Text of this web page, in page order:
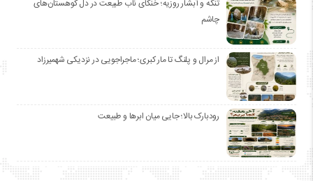
تنگه و آبشار روزیه؛ خنکای ناب طبیعت در دل کوهستان‌های
چاشم
از مرال و پلنگ تا مار کبری؛ ماجراجویی در نزدیکی شهمیرزاد
رودبارک بالا؛ جایی میان ابرها و طبیعت